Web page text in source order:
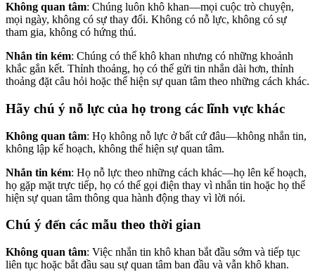
Không quan tâm: Chúng luôn khô khan—mọi cuộc trò chuyện,
mọi ngày, không có sự thay đổi. Không có nỗ lực, không có sự
tham gia, không có hứng thú.
Nhắn tin kém: Chúng có thể khô khan nhưng có những khoảnh
khắc gắn kết. Thỉnh thoảng, họ có thể gửi tin nhắn dài hơn, thỉnh
thoảng đặt câu hỏi hoặc thể hiện sự quan tâm theo những cách khác.
Hãy chú ý nỗ lực của họ trong các lĩnh vực khác
Không quan tâm: Họ không nỗ lực ở bất cứ đâu—không nhắn tin,
không lập kế hoạch, không thể hiện sự quan tâm.
Nhắn tin kém: Họ nỗ lực theo những cách khác—họ lên kế hoạch,
họ gặp mặt trực tiếp, họ có thể gọi điện thay vì nhắn tin hoặc họ thể
hiện sự quan tâm thông qua hành động thay vì lời nói.
Chú ý đến các mẫu theo thời gian
Không quan tâm: Việc nhắn tin khô khan bắt đầu sớm và tiếp tục
liên tục hoặc bắt đầu sau sự quan tâm ban đầu và vẫn khô khan.